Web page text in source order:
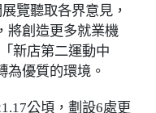
覽聽取各界意見，
將創造更多就業機
新店第二運動中
為優質的環境。
公頃，劃設6處更